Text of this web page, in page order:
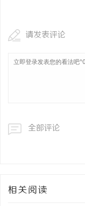
请发表评论
全部评论
相关阅读